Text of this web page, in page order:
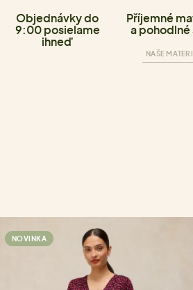
Objednávky do
9:00 posielame
ihneď
Příjemné
a pohodlné
NAŠE
NOVINKA